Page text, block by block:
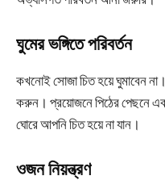
ঘুমের ভঙ্গিতে পরিবর্তন
কখনোই সোজা চিত হয়ে ঘুমাবেন
করুন। প্রয়োজনে পিঠের পেছনে
ঘোরে আপনি চিত হয়ে না যান।
ওজন নিয়ন্ত্রণ